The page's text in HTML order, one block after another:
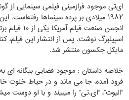
ای‌تی موجود فرازمینی فیلمی سینمایی از
انجمن
اسپیلبرگ نوشت. پس از انتشار این فیلم،
مایکل جکسون منتشر شد.
خلاصه داستان : موجود فضایی بیگانه
فرود آمده، جا می ماند و در حیاط خلوت
“الیوت”، “ای.تی” را میبیند و با او دوست